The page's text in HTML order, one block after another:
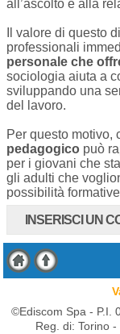
all’ascolto e alla
Il valore di questo
professionali
personale che
sociologia aiuta a
sviluppando una
del lavoro.
Per questo motivo,
pedagogico può
per i giovani che
gli adulti che
possibilità
INSERISCI UN
©Ediscom Spa - P.I.
Reg. di: Torino